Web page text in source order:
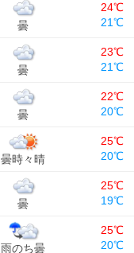
曇
24℃
21℃
曇
23℃
21℃
曇
22℃
20℃
曇時々晴
25℃
20℃
曇
25℃
19℃
雨のち曇
25℃
20℃